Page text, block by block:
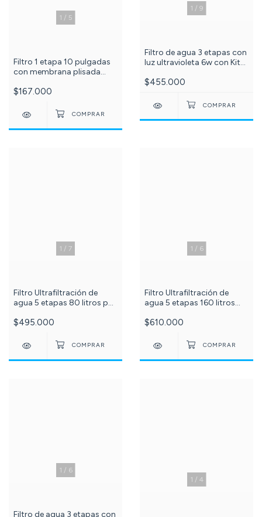
1 / 5
Filtro 1 etapa 10 pulgadas
con membrana plisada
101-73-87-99
$167.000
1 / 9
Filtro de agua 3 etapas con
luz ultravioleta 6w con Kit
pulgadas c -210-572-
$455.000
1 / 7
Filtro Ultrafiltración de
agua 5 etapas 80 litros por
$495.000
1 / 6
Filtro Ultrafiltración de
agua 5 etapas 160 litros
$610.000
1 / 6
Filtro de agua 3 etapas con
1 / 4